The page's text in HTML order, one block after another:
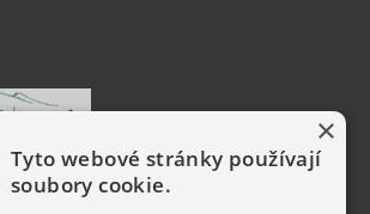
×
Tyto webové stránky používají
soubory cookie.